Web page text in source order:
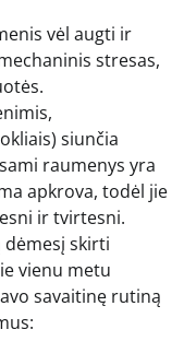
vėl augti ir
stresas,
siunčia
raumenys yra
apkrova, todėl jie
ir tvirtesni.
skirti
vienu metu
savaitinę rutiną